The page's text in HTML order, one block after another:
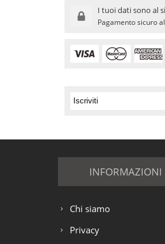
I tuoi dati sono al
Pagamento sicuro
INFORMAZIONI
Chi siamo
Privacy